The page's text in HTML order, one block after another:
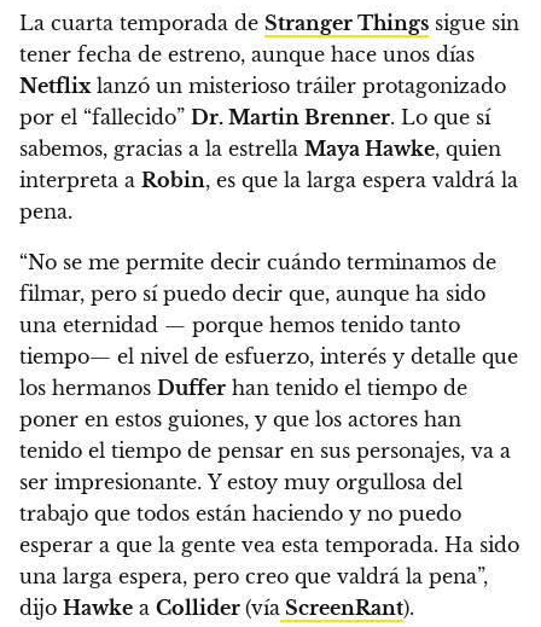
La cuarta temporada de Stranger Things sigue sin
tener fecha de estreno, aunque hace unos días
Netflix lanzó un misterioso tráiler protagonizado
por el “fallecido” Dr. Martin Brenner. Lo que sí
sabemos, gracias a la estrella Maya Hawke, quien
interpreta a Robin, es que la larga espera valdrá la
pena.
“No se me permite decir cuándo terminamos de
filmar, pero sí puedo decir que, aunque ha sido
una eternidad — porque hemos tenido tanto
tiempo— el nivel de esfuerzo, interés y detalle que
los hermanos Duffer han tenido el tiempo de
poner en estos guiones, y que los actores han
tenido el tiempo de pensar en sus personajes, va a
ser impresionante. Y estoy muy orgullosa del
trabajo que todos están haciendo y no puedo
esperar a que la gente vea esta temporada. Ha sido
una larga espera, pero creo que valdrá la pena”,
dijo Hawke a Collider (vía ScreenRant).